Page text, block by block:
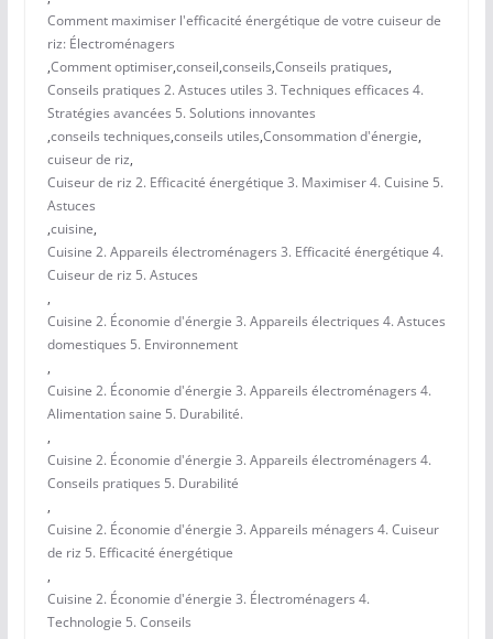
Comment maximiser l'efficacité énergétique de votre cuiseur de
riz: Électroménagers
,Comment optimiser,conseil,conseils,Conseils pratiques,
Conseils pratiques 2. Astuces utiles 3. Techniques efficaces 4.
Stratégies avancées 5. Solutions innovantes
,conseils techniques,conseils utiles,Consommation d'énergie,
cuiseur de riz,
Cuiseur de riz 2. Efficacité énergétique 3. Maximiser 4. Cuisine 5.
Astuces
,cuisine,
Cuisine 2. Appareils électroménagers 3. Efficacité énergétique 4.
Cuiseur de riz 5. Astuces
,
Cuisine 2. Économie d'énergie 3. Appareils électriques 4. Astuces
domestiques 5. Environnement
,
Cuisine 2. Économie d'énergie 3. Appareils électroménagers 4.
Alimentation saine 5. Durabilité.
,
Cuisine 2. Économie d'énergie 3. Appareils électroménagers 4.
Conseils pratiques 5. Durabilité
,
Cuisine 2. Économie d'énergie 3. Appareils ménagers 4. Cuiseur
de riz 5. Efficacité énergétique
,
Cuisine 2. Économie d'énergie 3. Électroménagers 4.
Technologie 5. Conseils